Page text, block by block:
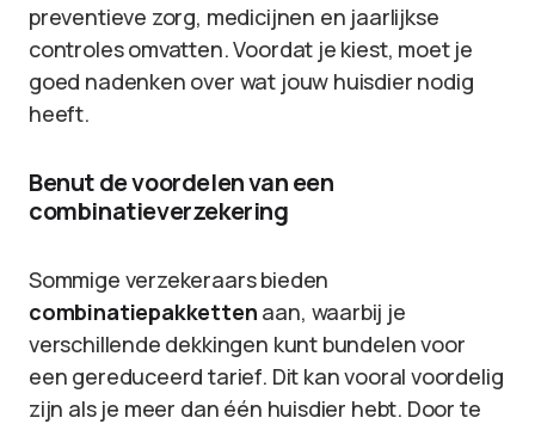
preventieve zorg, medicijnen en jaarlijkse
controles omvatten. Voordat je kiest, moet je
goed nadenken over wat jouw huisdier nodig
heeft.
Benut de voordelen van een
combinatieverzekering
Sommige verzekeraars bieden
combinatiepakketten aan, waarbij je
verschillende dekkingen kunt bundelen voor
een gereduceerd tarief. Dit kan vooral voordelig
zijn als je meer dan één huisdier hebt. Door te